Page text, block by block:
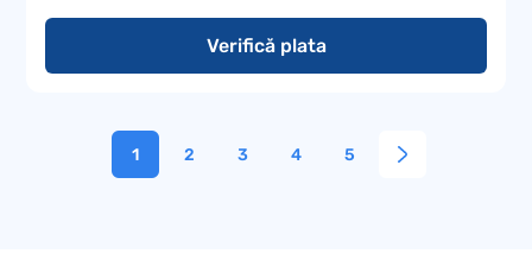
Verifică plata
1 2 3 4 5